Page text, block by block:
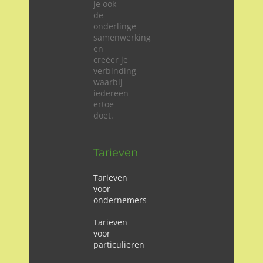
je ook
de
onderlinge
samenwerking
en
creëer je
verbinding
waarbij
iedereen
ertoe
doet.
Tarieven
Tarieven
voor
ondernemers
Tarieven
voor
particulieren